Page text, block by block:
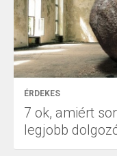
ÉRDEKES
7 ok, amiért
legjobb